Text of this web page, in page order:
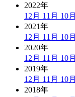
2022年
12月 11月 10月
2021年
12月 11月 10月
2020年
12月 11月 10月
2019年
12月 11月 10月
2018年